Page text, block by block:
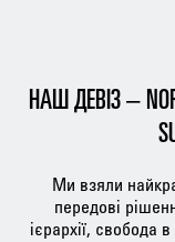
НАШ ДЕВІЗ –
Ми взяли
передові
ієрархії, свобода